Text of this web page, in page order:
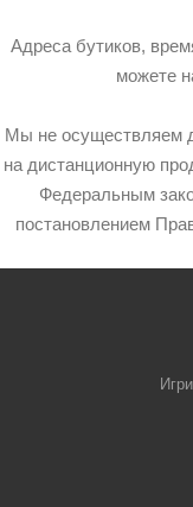
Адреса бутиков,
можете
Мы не осуществляем
на дистанционную
Федеральным
постановлением